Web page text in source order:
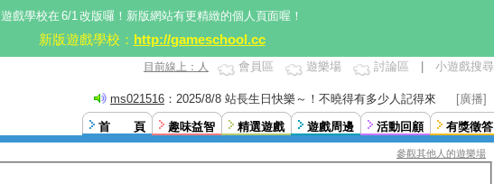
遊戲學校在 6/1改版囉！新版網站有更精緻的個人頁面喔！
新版遊戲學校： http://gameschool.cc
目前線上：人 會員區 遊樂場 討論區 小遊戲搜尋
ms021516 ：2025/8/8 站長生日快樂～！不曉得有多少人記得來
這。XD
[廣播]
首 頁 趣味益智 精選遊戲 遊戲周邊 活動回顧 有獎徵答
參觀其他人的遊樂場